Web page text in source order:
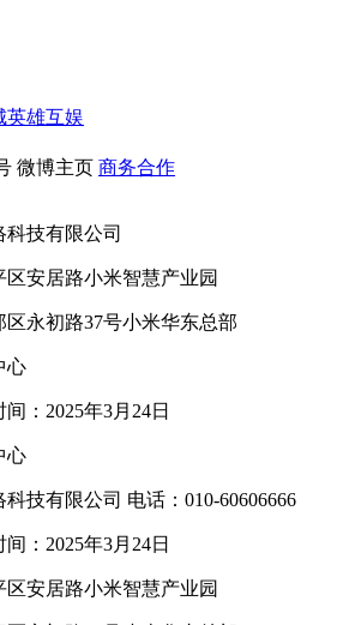
英雄互娱
微博主页 商务合作
技有限公司
安居路小米智慧产业园
永初路37号小米华东总部
心
：2025年3月24日
心
技有限公司 电话：010-60606666
：2025年3月24日
安居路小米智慧产业园